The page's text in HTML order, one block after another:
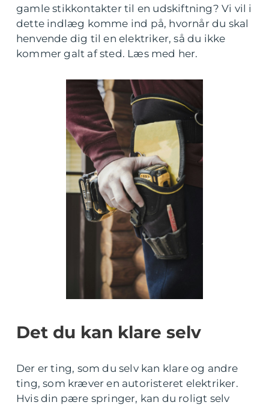
gamle stikkontakter til en udskiftning? Vi vil i
dette indlæg komme ind på, hvornår du skal
henvende dig til en elektriker, så du ikke
kommer galt af sted. Læs med her.
Det du kan klare selv
Der er ting, som du selv kan klare og andre
ting, som kræver en autoristeret elektriker.
Hvis din pære springer, kan du roligt selv